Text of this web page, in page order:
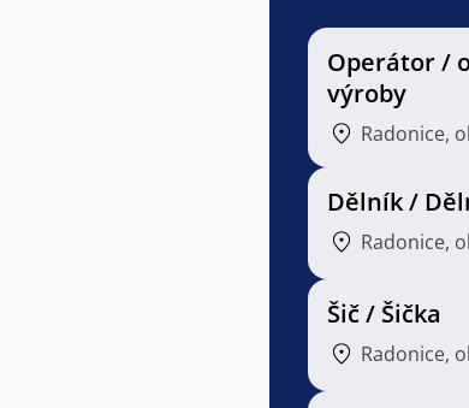
Operátor /
výroby
Radonice,
Dělník /
Radonice,
Šič / Šička
Radonice,